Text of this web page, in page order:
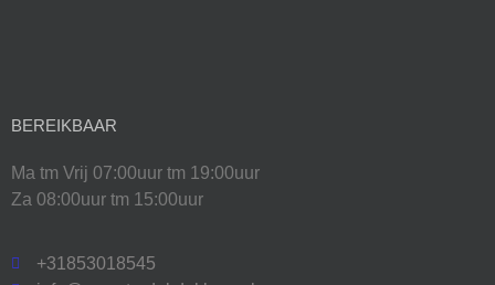
BEREIKBAAR
Ma tm Vrij 07:00uur tm 19:00uur
Za 08:00uur tm 15:00uur
+31853018545